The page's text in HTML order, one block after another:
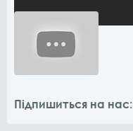
Підпишиться на нас: